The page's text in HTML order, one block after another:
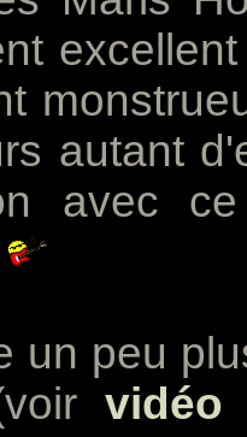
autant
avec
un peu
vidéo